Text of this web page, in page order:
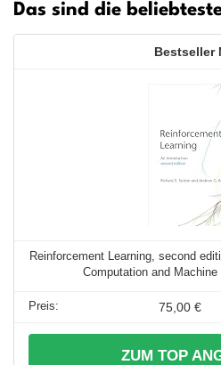
Das sind die
Reinforcement Learning, second
Computation and
75,00 €
ZUM TOP